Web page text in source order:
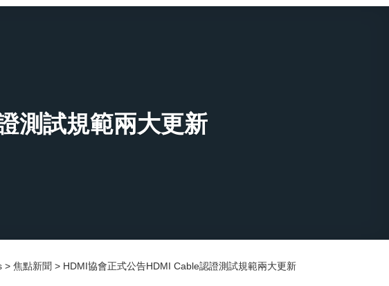
測試規範兩大更新
> 焦點新聞 > HDMI協會正式公告HDMI Cable認證測試規範兩大更新